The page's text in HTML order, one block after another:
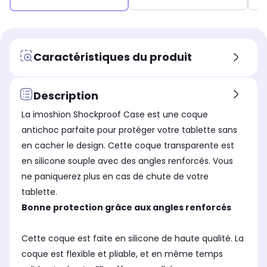
Caractéristiques du produit
Description
La imoshion Shockproof Case est une coque
antichoc parfaite pour protéger votre tablette sans
en cacher le design. Cette coque transparente est
en silicone souple avec des angles renforcés. Vous
ne paniquerez plus en cas de chute de votre
tablette.
Bonne protection grâce aux angles renforcés
Cette coque est faite en silicone de haute qualité. La
coque est flexible et pliable, et en même temps